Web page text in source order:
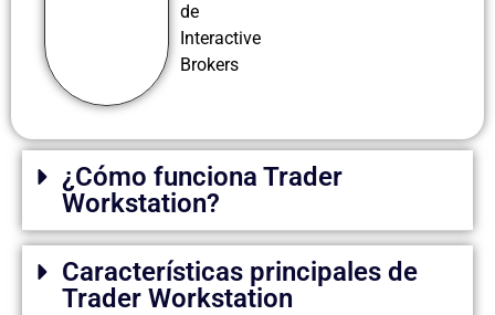
de
Interactive
Brokers
¿Cómo funciona Trader
Workstation?
Características principales de
Trader Workstation